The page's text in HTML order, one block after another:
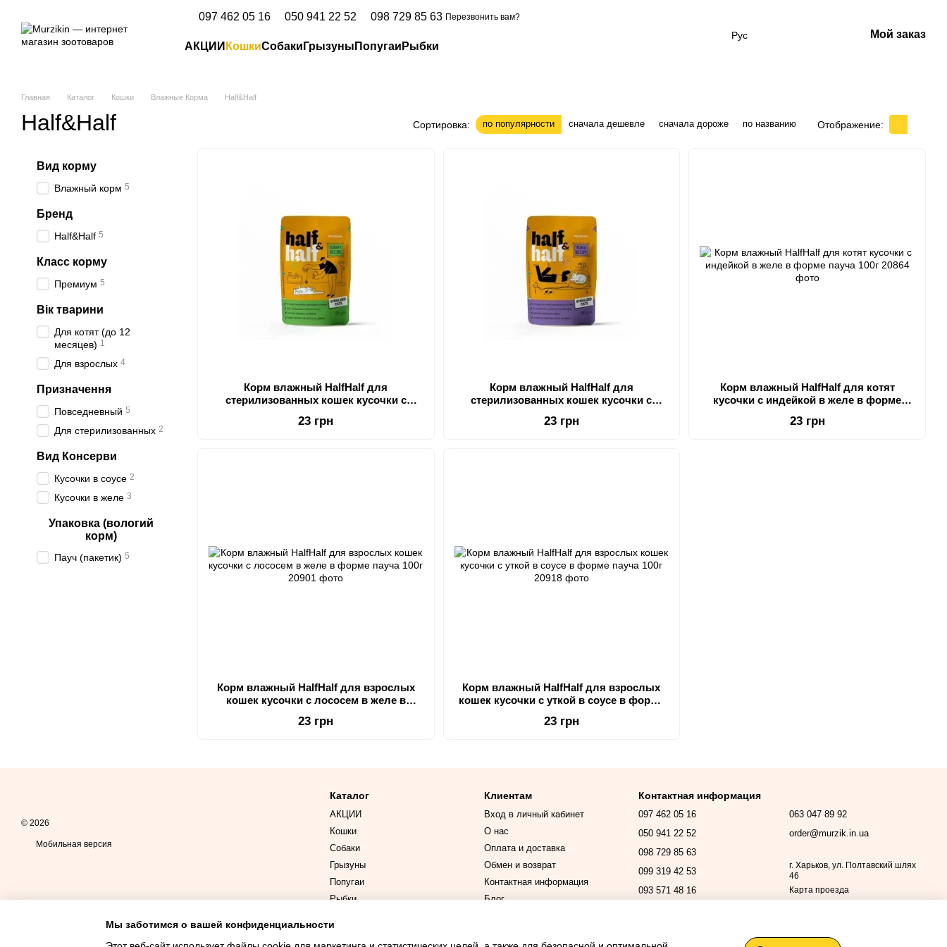
097 462 05 16 050 941 22 52 098 729 85 63 Перезвонить вам?
АКЦИИ КошкиСобаки Грызуны Попугаи Рыбки
Рус Мой заказ
Главная Каталог Кошки Влажные Корма Half&Half
Half&Half Сортировка: по популярности сначала дешевле сначала дороже по названию Отображение:
Корм влажный HalfHalf для
стерилизованных кошек кусочки с
23 грн
Корм влажный HalfHalf для
стерилизованных кошек кусочки с
23 грн
Корм влажный HalfHalf для котят
кусочки с индейкой в ​​желе в форме
23 грн
Корм влажный HalfHalf для взрослых
кошек кусочки с лососем в желе в
23 грн
Корм влажный HalfHalf для взрослых
кошек кусочки с уткой в ​​соусе в форме
23 грн
Вид корму
Влажный корм 5
Бренд
Half&Half 5
Класс корму
Премиум 5
Вік тварини
Для котят (до 12
месяцев) 1
Для взрослых 4
Призначення
Повседневный 5
Для стерилизованных 2
Вид Консерви
Кусочки в соусе 2
Кусочки в желе 3
Упаковка (вологий
корм)
Пауч (пакетик) 5
© 2026
Мобильная версия
Каталог
АКЦИИ
Кошки
Собаки
Грызуны
Попугаи
Рыбки
Клиентам
Вход в личный кабинет
О нас
Оплата и доставка
Обмен и возврат
Контактная информация
Блог
Контактная информация
097 462 05 16
050 941 22 52
098 729 85 63
099 319 42 53
093 571 48 16
063 047 89 92
order@murzik.in.ua
г. Харьков, ул. Полтавский шлях
46
Карта проезда
Мы заботимся о вашей конфиденциальности